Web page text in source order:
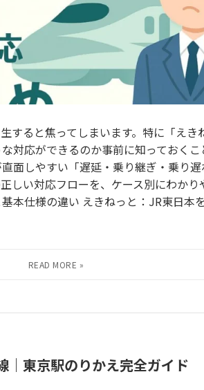
すると焦ってしまいます。特に「えき
対応ができるのか事前に知っておく
面しやすい「遅延・乗り継ぎ・乗り遅
しい対応フローを、ケース別にわかり
本仕様の違い えきねっと：JR東日本
東京駅のりかえ完全ガイド